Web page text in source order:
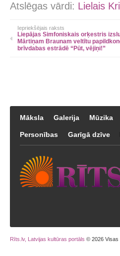
Atslēgas vārdi: Lielais
Iepriekšējais raksts
Liepājas Simfoniskais orķestris
Mārtiņam Braunam veltītu
brīvdabas estrādē “Pūt, vējiņi!”
Māksla Galerija Mūzika
Personības Garīgā dzīve
Rīts.lv, Latvijas kultūras portāls © 2026 Visas